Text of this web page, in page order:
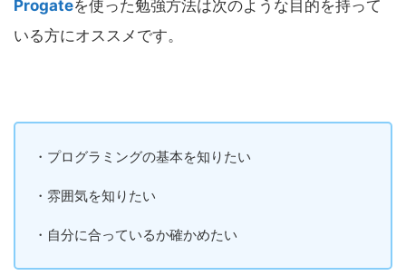
Progateを使った勉強方法は次のような目的を持って
いる方にオススメです。
・プログラミングの基本を知りたい
・雰囲気を知りたい
・自分に合っているか確かめたい